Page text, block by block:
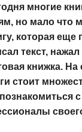
многие
но мало
которая
текст,
книжка.
стоит